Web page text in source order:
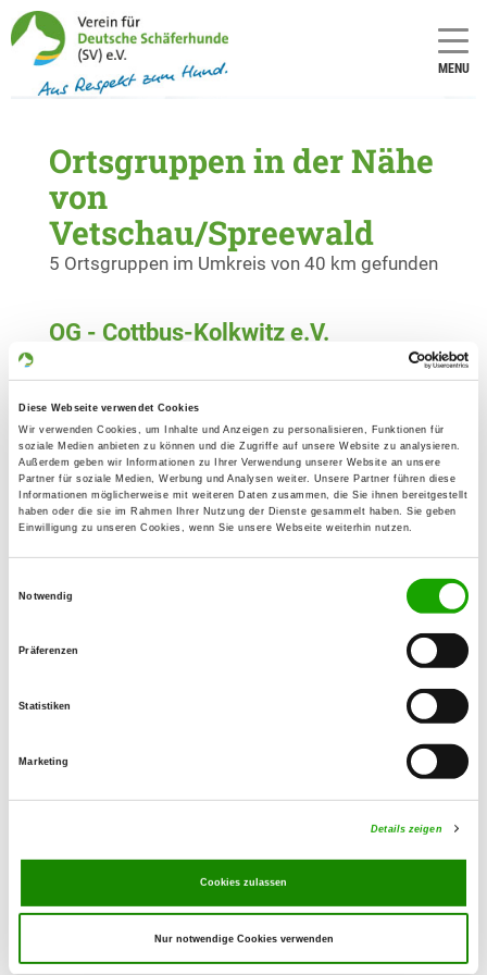
Diese Webseite verwendet Cookies
Wir verwenden Cookies, um Inhalte und Anzeigen zu personalisieren, Funktionen für
soziale Medien anbieten zu können und die Zugriffe auf unsere Website zu analysieren.
Außerdem geben wir Informationen zu Ihrer Verwendung unserer Website an unsere
Partner für soziale Medien, Werbung und Analysen weiter. Unsere Partner führen diese
Informationen möglicherweise mit weiteren Daten zusammen, die Sie ihnen bereitgestellt
haben oder die sie im Rahmen Ihrer Nutzung der Dienste gesammelt haben. Sie geben
Einwilligung zu unseren Cookies, wenn Sie unsere Webseite weiterhin nutzen.
Notwendig
Präferenzen
Statistiken
Marketing
Details zeigen
Cookies zulassen
Nur notwendige Cookies verwenden
MENU
Ortsgruppen in der Nähe
von
Vetschau/Spreewald
5 Ortsgruppen im Umkreis von 40 km gefunden
OG - Cottbus-Kolkwitz e.V.
03099 Kolkwitz
OG - Lauta e.V.
Details
K.-Liebknecht-Str. 28a
02991 Lauta
Am Poetensteg
OG - Am Ilsesee e.V.
01983 Großräschen
Details